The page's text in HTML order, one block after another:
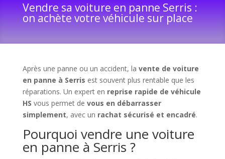
Vendre sa voiture en panne Serris :
on achète votre véhicule sur place
Après une panne ou un accident, la vente de voiture
en panne à Serris est souvent plus rentable que les
réparations. Un expert en reprise rapide de véhicule
HS vous permet de vous en débarrasser
simplement, avec un rachat sécurisé et encadré.
Pourquoi vendre une voiture
en panne à Serris ?